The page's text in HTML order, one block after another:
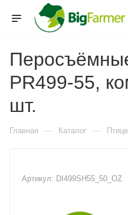
PR499-55,
шт.
Главная — Каталог —
Артикул: DI499SH55_50_OZ